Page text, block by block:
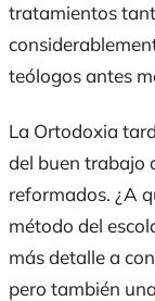
tratamientos
teólogos antes
La Ortodoxia
del buen trabajo
reformados. ¿A
método del
más detalle a
pero también